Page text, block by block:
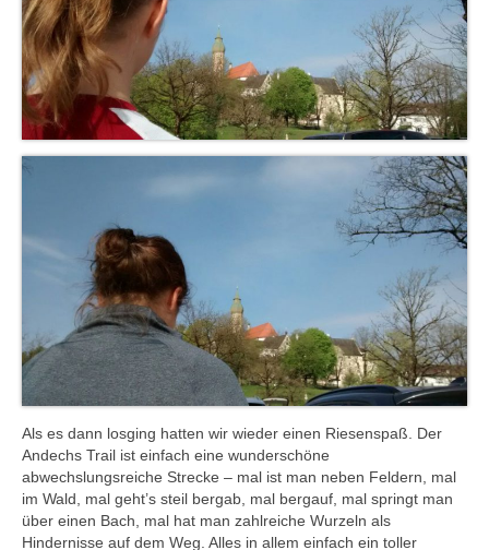
Als es dann losging hatten wir wieder einen Riesenspaß. Der
Andechs Trail ist einfach eine wunderschöne
abwechslungsreiche Strecke – mal ist man neben Feldern, mal
im Wald, mal geht’s steil bergab, mal bergauf, mal springt man
über einen Bach, mal hat man zahlreiche Wurzeln als
Hindernisse auf dem Weg. Alles in allem einfach ein toller